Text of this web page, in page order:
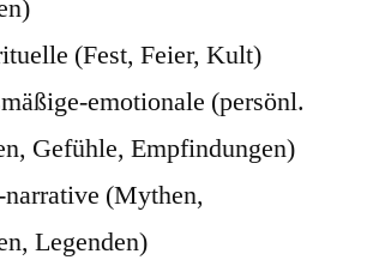
(Fest, Feier, Kult)
emotionale (persönl.
Gefühle, Empfindungen)
(Mythen,
Legenden)